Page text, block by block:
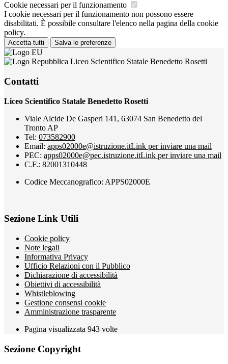
Cookie necessari per il funzionamento
I cookie necessari per il funzionamento non possono essere
disabilitati. È possibile consultare l'elenco nella pagina della cookie
policy.
Accetta tutti Salva le preferenze
Liceo Scientifico Statale Benedetto Rosetti
Contatti
Liceo Scientifico Statale Benedetto Rosetti
Viale Alcide De Gasperi 141, 63074 San Benedetto del
Tronto AP
Tel: 073582900
Email: apps02000e@istruzione.itLink per inviare una mail
PEC: apps02000e@pec.istruzione.itLink per inviare una mail
C.F.: 82001310448
Codice Meccanografico: APPS02000E
Sezione Link Utili
Cookie policy
Note legali
Informativa Privacy
Ufficio Relazioni con il Pubblico
Dichiarazione di accessibilità
Obiettivi di accessibilità
Whistleblowing
Gestione consensi cookie
Amministrazione trasparente
Pagina visualizzata 943 volte
Sezione Copyright